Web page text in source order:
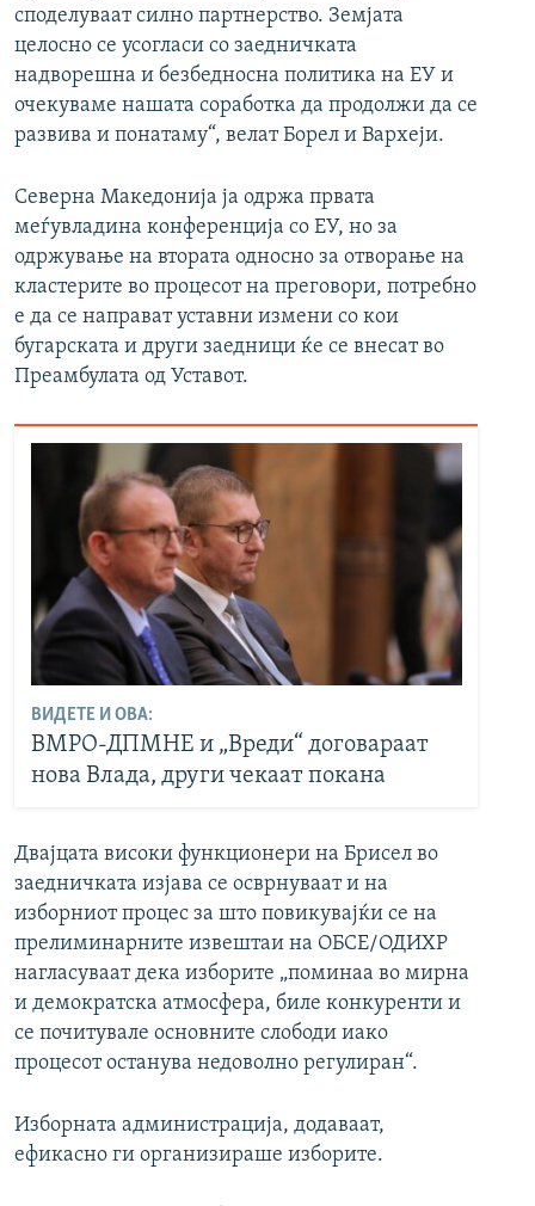
споделуваат силно партнерство. Земјата
целосно се усогласи со заедничката
надворешна и безбедносна политика на ЕУ и
очекуваме нашата соработка да продолжи да се
развива и понатаму“, велат Борел и Вархеји.
Северна Македонија ја одржа првата
меѓувладина конференција со ЕУ, но за
одржување на втората односно за отворање на
кластерите во процесот на преговори, потребно
е да се направат уставни измени со кои
бугарската и други заедници ќе се внесат во
Преамбулата од Уставот.
ВИДЕТЕ И ОВА:
ВМРО-ДПМНЕ и „Вреди“ договараат
нова Влада, други чекаат покана
Двајцата високи функционери на Брисел во
заедничката изјава се осврнуваат и на
изборниот процес за што повикувајќи се на
прелиминарните извештаи на ОБСЕ/ОДИХР
нагласуваат дека изборите „поминаа во мирна
и демократска атмосфера, биле конкуренти и
се почитувале основните слободи иако
процесот останува недоволно регулиран“.
Изборната администрација, додаваат,
ефикасно ги организираше изборите.